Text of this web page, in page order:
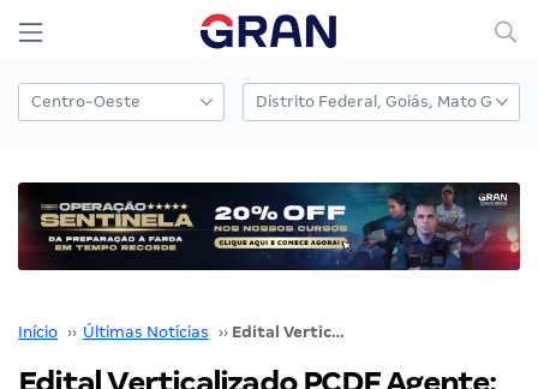
Início ›› Últimas Notícias ›› Edital Verticalizado PCDF Agente: baixe gratuitamente AQUI